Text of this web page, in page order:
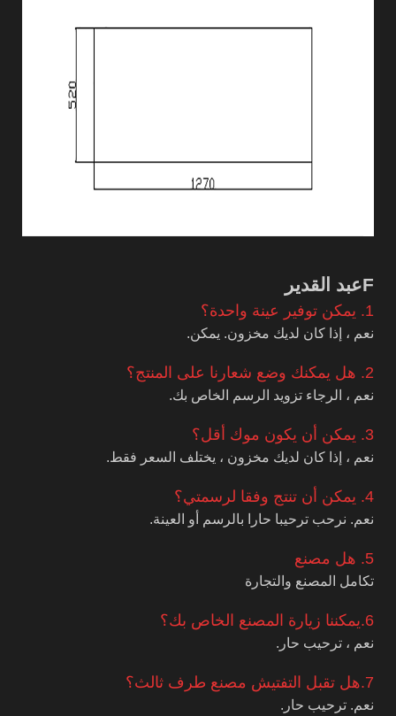
Fعبد القدير
1. يمكن توفير عينة واحدة؟
نعم ، إذا كان لديك مخزون. يمكن.
2. هل يمكنك وضع شعارنا على المنتج؟
نعم ، الرجاء تزويد الرسم الخاص بك.
3. يمكن أن يكون موك أقل؟
نعم ، إذا كان لديك مخزون ، يختلف السعر فقط.
4. يمكن أن تنتج وفقا لرسمتي؟
نعم. نرحب ترحيبا حارا بالرسم أو العينة.
5. هل مصنع
تكامل المصنع والتجارة
6.يمكننا زيارة المصنع الخاص بك؟
نعم ، ترحيب حار.
7.هل تقبل التفتيش مصنع طرف ثالث؟
نعم. ترحيب حار.